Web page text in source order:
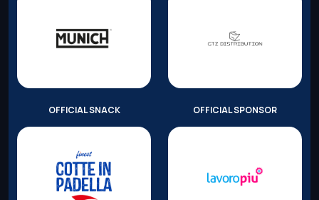
OFFICIAL SNACK OFFICIAL SPONSOR